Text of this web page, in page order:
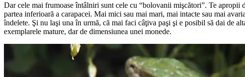
Dar cele mai frumoase întâlniri sunt cele cu “bolovanii mişcători”. Te apropii
partea inferioară a carapacei. Mai mici sau mai mari, mai intacte sau mai
îndelete. Şi nu laşi una în urmă, că mai faci câţiva paşi şi e posibil să dai de
exemplarele mature, dar de dimensiunea unei monede.